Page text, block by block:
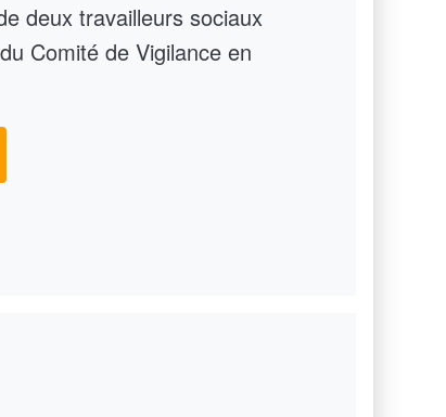
deux travailleurs sociaux
Comité de Vigilance en